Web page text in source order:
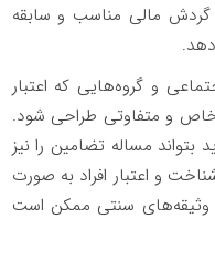
گردش مالی مناسب و سابقه
و گروه‌هایی که اعتبار
خاص و متفاوتی طراحی شود.
مساله تضامین را نیز
و اعتبار افراد به صورت
سنتی ممکن است